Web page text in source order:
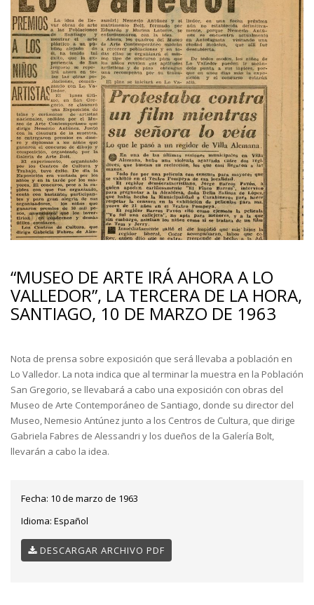
“MUSEO DE ARTE IRÁ AHORA A LO
VALLEDOR”, LA TERCERA DE LA HORA,
SANTIAGO, 10 DE MARZO DE 1963
Nota de prensa sobre exposición que será llevaba a población en
Lo Valledor. La nota indica que al terminar la muestra en la Población
San Gregorio, se llevabará a cabo una exposición con obras del
Museo de Arte Contemporáneo de Santiago, donde su director del
Museo, Nemesio Antúnez junto a los Centros de Cultura, que dirige
Gabriela Fabres de Alessandri y los dueños de la Galería Bolt,
llevarán a cabo la idea.
Fecha: 10 de marzo de 1963
Idioma: Español
DESCARGAR ARCHIVO PDF